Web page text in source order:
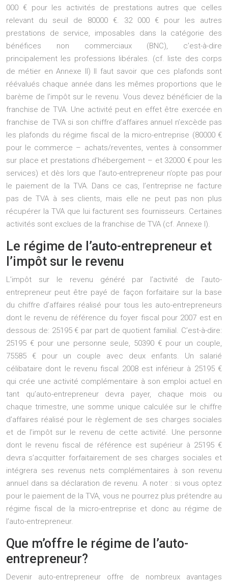
000 € pour les activités de prestations autres que celles
relevant du seuil de 80000 €. 32 000 € pour les autres
prestations de service, imposables dans la catégorie des
bénéfices non commerciaux (BNC), c’est-à-dire
principalement les professions libérales. (cf. liste des corps
de métier en Annexe II) Il faut savoir que ces plafonds sont
réévalués chaque année dans les mêmes proportions que le
barème de l’impôt sur le revenu. Vous devez bénéficier de la
franchise de TVA. Une activité peut en effet être exercée en
franchise de TVA si son chiffre d’affaires annuel n’excède pas
les plafonds du régime fiscal de la micro-entreprise (80000 €
pour le commerce – achats/reventes, ventes à consommer
sur place et prestations d’hébergement – et 32000 € pour les
services) et dès lors que l’auto-entrepreneur n’opte pas pour
le paiement de la TVA. Dans ce cas, l’entreprise ne facture
pas de TVA à ses clients, mais elle ne peut pas non plus
récupérer la TVA que lui facturent ses fournisseurs. Certaines
activités sont exclues de la franchise de TVA (cf. Annexe I).
Le régime de l’auto-entrepreneur et
l’impôt sur le revenu
L’impôt sur le revenu généré par l’activité de l’auto-
entrepreneur peut être payé de façon forfaitaire sur la base
du chiffre d’affaires réalisé pour tous les auto-entrepreneurs
dont le revenu de référence du foyer fiscal pour 2007 est en
dessous de: 25195 € par part de quotient familial. C’est-à-dire:
25195 € pour une personne seule, 50390 € pour un couple,
75585 € pour un couple avec deux enfants. Un salarié
célibataire dont le revenu fiscal 2008 est inférieur à 25195 €
qui crée une activité complémentaire à son emploi actuel en
tant qu’auto-entrepreneur devra payer, chaque mois ou
chaque trimestre, une somme unique calculée sur le chiffre
d’affaires réalisé pour le règlement de ses charges sociales
et de l’impôt sur le revenu de cette activité. Une personne
dont le revenu fiscal de référence est supérieur à 25195 €
devra s’acquitter forfaitairement de ses charges sociales et
intégrera ses revenus nets complémentaires à son revenu
annuel dans sa déclaration de revenu. A noter : si vous optez
pour le paiement de la TVA, vous ne pourrez plus prétendre au
régime fiscal de la micro-entreprise et donc au régime de
l’auto-entrepreneur.
Que m’offre le régime de l’auto-
entrepreneur?
Devenir auto-entrepreneur offre de nombreux avantages